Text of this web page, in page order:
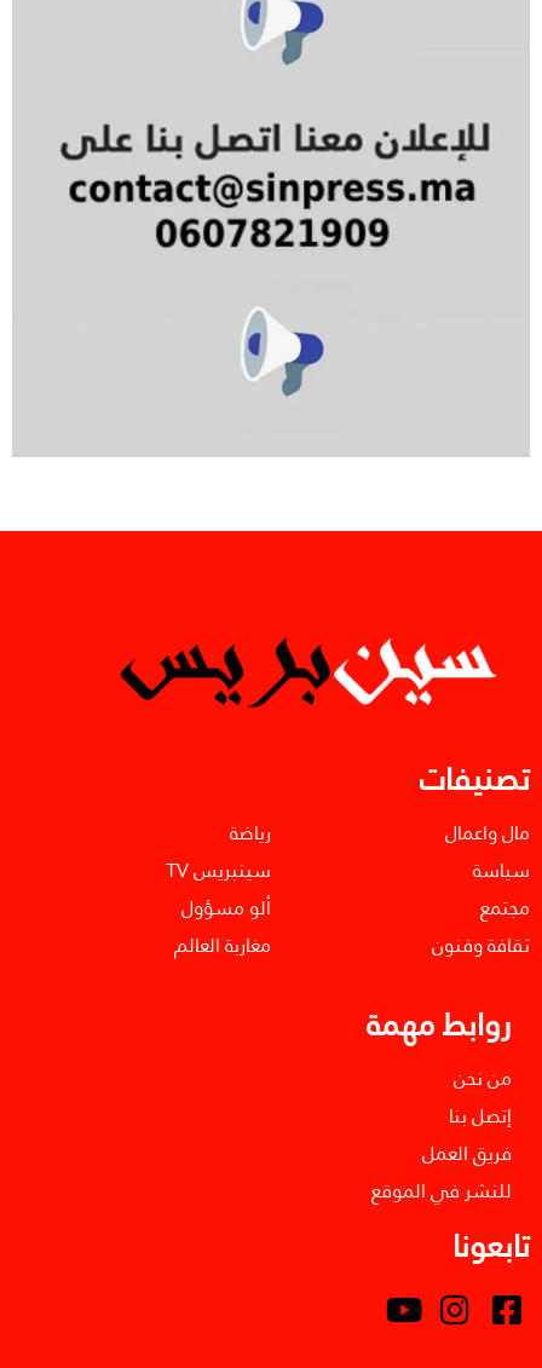
تصنيفات
مال واعمال
سياسة
مجتمع
ثقافة وفنون
رياضة
سينبريس TV
ألو مسؤول
مغاربة العالم
روابط مهمة
من نحن
إتصل بنا
فريق العمل
للنشر في الموقع
تابعونا